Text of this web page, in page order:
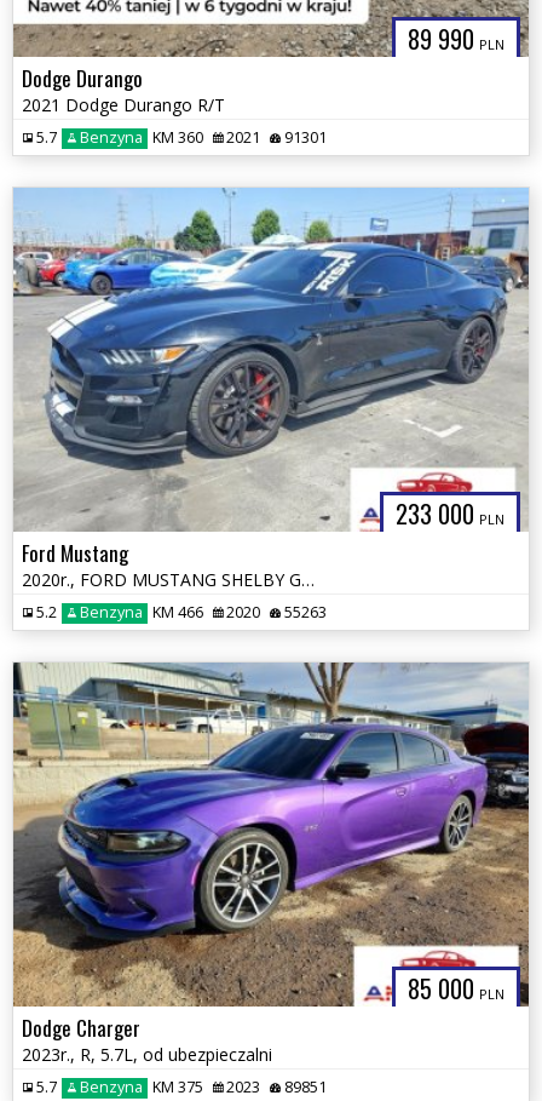
89 990 PLN
Dodge Durango
2021 Dodge Durango R/T
5.7 Benzyna KM 360 2021 91301
233 000 PLN
Ford Mustang
2020r., FORD MUSTANG SHELBY GT500, 5.2L, od ubezpieczalni
5.2 Benzyna KM 466 2020 55263
85 000 PLN
Dodge Charger
2023r., R, 5.7L, od ubezpieczalni
5.7 Benzyna KM 375 2023 89851